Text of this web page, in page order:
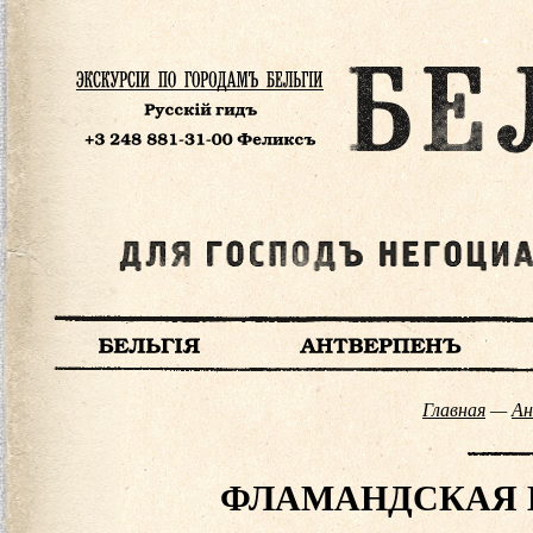
Главная —
ФЛАМАНДСКАЯ